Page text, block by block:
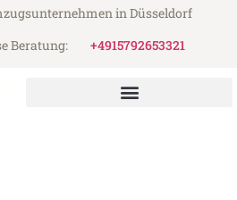
in Düsseldorf
Beratung:
+4915792653321